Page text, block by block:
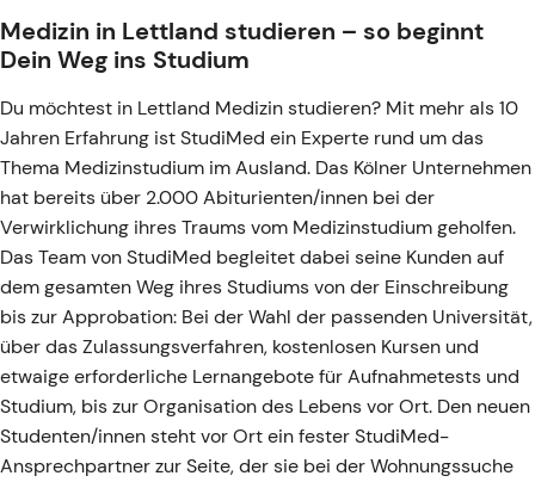
Medizin in Lettland studieren – so beginnt
Dein Weg ins Studium
Du möchtest in Lettland Medizin studieren? Mit mehr als 10
Jahren Erfahrung ist StudiMed ein Experte rund um das
Thema Medizinstudium im Ausland. Das Kölner Unternehmen
hat bereits über 2.000 Abiturienten/innen bei der
Verwirklichung ihres Traums vom Medizinstudium geholfen.
Das Team von StudiMed begleitet dabei seine Kunden auf
dem gesamten Weg ihres Studiums von der Einschreibung
bis zur Approbation: Bei der Wahl der passenden Universität,
über das Zulassungsverfahren, kostenlosen Kursen und
etwaige erforderliche Lernangebote für Aufnahmetests und
Studium, bis zur Organisation des Lebens vor Ort. Den neuen
Studenten/innen steht vor Ort ein fester StudiMed-
Ansprechpartner zur Seite, der sie bei der Wohnungssuche